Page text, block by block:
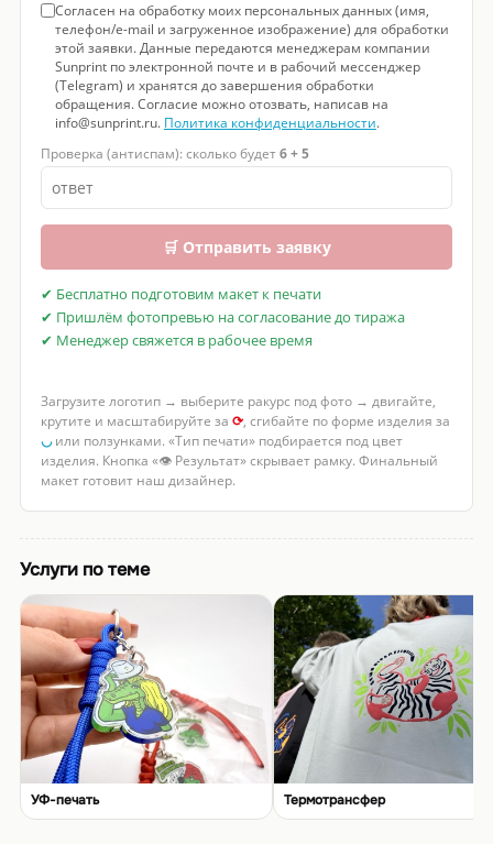
Согласен на обработку моих персональных данных (имя,
телефон/e-mail и загруженное изображение) для обработки
этой заявки. Данные передаются менеджерам компании
Sunprint по электронной почте и в рабочий мессенджер
(Telegram) и хранятся до завершения обработки
обращения. Согласие можно отозвать, написав на
info@sunprint.ru. Политика конфиденциальности.
Проверка (антиспам): сколько будет6 + 5
🛒 Отправить заявку
✔ Бесплатно подготовим макет к печати
✔ Пришлём фотопревью на согласование до тиража
✔ Менеджер свяжется в рабочее время
Загрузите логотип → выберите ракурс под фото → двигайте,
крутите и масштабируйте за ⟳, сгибайте по форме изделия за
◡или ползунками. «Тип печати» подбирается под цвет
изделия. Кнопка «👁 Результат» скрывает рамку. Финальный
макет готовит наш дизайнер.
Услуги по теме
УФ-печать Термотрансфер